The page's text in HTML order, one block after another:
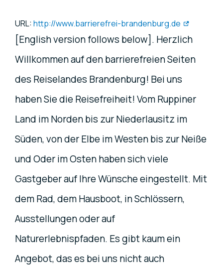
URL:http://www.barrierefrei-brandenburg.de
[English version follows below]. Herzlich
Willkommen auf den barrierefreien Seiten
des Reiselandes Brandenburg! Bei uns
haben Sie die Reisefreiheit! Vom Ruppiner
Land im Norden bis zur Niederlausitz im
Süden, von der Elbe im Westen bis zur Neiße
und Oder im Osten haben sich viele
Gastgeber auf Ihre Wünsche eingestellt. Mit
dem Rad, dem Hausboot, in Schlössern,
Ausstellungen oder auf
Naturerlebnispfaden. Es gibt kaum ein
Angebot, das es bei uns nicht auch